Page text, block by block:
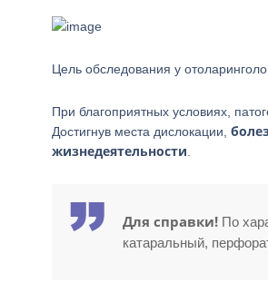
Цель обследования у
При благоприятных условиях,
Достигнув места дислокации,
жизнедеятельности
Для справки! По
катаральный,